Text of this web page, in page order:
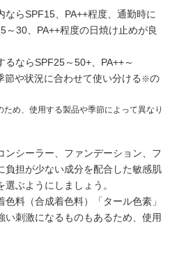
ならSPF15、PA++程度
通勤時に
～30、PA++程度の日焼け止めが良
ならSPF25～50+、PA++～
節や状況に合わせて使い分ける ※の
め、使用する製品や季節によって異なり
ンシーラー、ファンデーション、フ
負担が少ない成分を配合した敏感肌
選ぶようにしましょう。
料（合成着色料）「タール色素」
い刺激になるものもあるため、使用